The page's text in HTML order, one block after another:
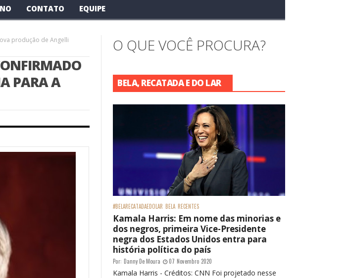
CONTATO EQUIPE
produção de Angelli
PARA A
O QUE VOCÊ PROCURA?
BELA, RECATADA E DO LAR
#BELARECATADAEDOLAR BELA RECENTES
Kamala Harris: Em nome das minorias e
dos negros, primeira Vice-Presidente
negra dos Estados Unidos entra para
história política do país
Por: Danny De Moura 07 Novembro 2020
Kamala Harris - Créditos: CNN Foi projetado nesse